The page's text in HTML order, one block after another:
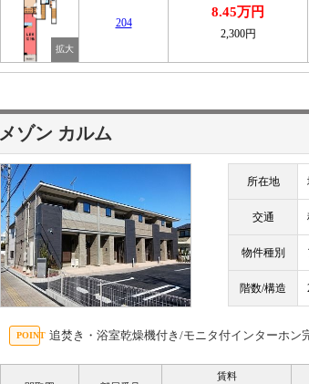
204
8.45万円
2,300円
メゾン カルム
所在地
交通
物件種別
階数/構造
追焚き・浴室乾燥機付き/モニタ付インターホン
賃料